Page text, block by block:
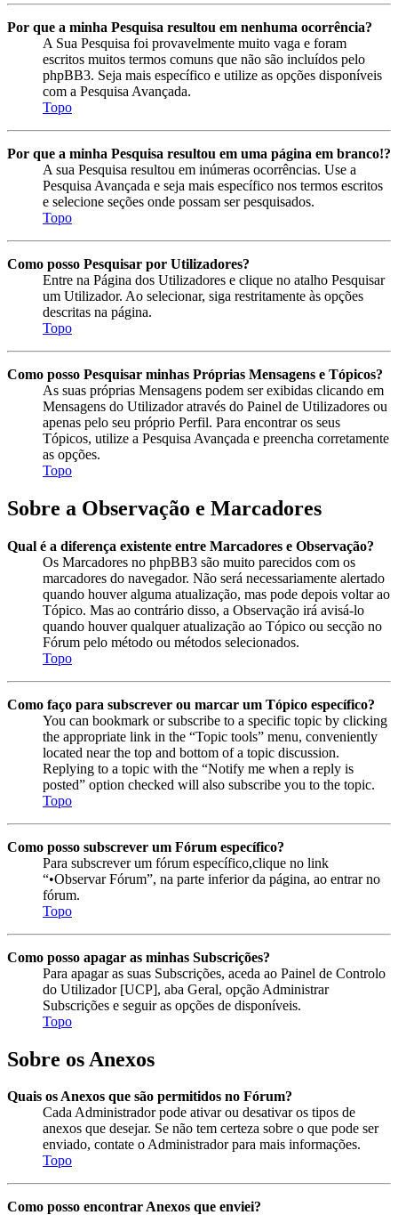
Por que a minha Pesquisa resultou em nenhuma ocorrência?
A Sua Pesquisa foi provavelmente muito vaga e foram
escritos muitos termos comuns que não são incluídos pelo
phpBB3. Seja mais específico e utilize as opções disponíveis
com a Pesquisa Avançada.
Topo
Por que a minha Pesquisa resultou em uma página em branco!?
A sua Pesquisa resultou em inúmeras ocorrências. Use a
Pesquisa Avançada e seja mais específico nos termos escritos
e selecione seções onde possam ser pesquisados.
Topo
Como posso Pesquisar por Utilizadores?
Entre na Página dos Utilizadores e clique no atalho Pesquisar
um Utilizador. Ao selecionar, siga restritamente às opções
descritas na página.
Topo
Como posso Pesquisar minhas Próprias Mensagens e Tópicos?
As suas próprias Mensagens podem ser exibidas clicando em
Mensagens do Utilizador através do Painel de Utilizadores ou
apenas pelo seu próprio Perfil. Para encontrar os seus
Tópicos, utilize a Pesquisa Avançada e preencha corretamente
as opções.
Topo
Sobre a Observação e Marcadores
Qual é a diferença existente entre Marcadores e Observação?
Os Marcadores no phpBB3 são muito parecidos com os
marcadores do navegador. Não será necessariamente alertado
quando houver alguma atualização, mas pode depois voltar ao
Tópico. Mas ao contrário disso, a Observação irá avisá-lo
quando houver qualquer atualização ao Tópico ou secção no
Fórum pelo método ou métodos selecionados.
Topo
Como faço para subscrever ou marcar um Tópico específico?
You can bookmark or subscribe to a specific topic by clicking
the appropriate link in the “Topic tools” menu, conveniently
located near the top and bottom of a topic discussion.
Replying to a topic with the “Notify me when a reply is
posted” option checked will also subscribe you to the topic.
Topo
Como posso subscrever um Fórum específico?
Para subscrever um fórum específico,clique no link
“•Observar Fórum”, na parte inferior da página, ao entrar no
fórum.
Topo
Como posso apagar as minhas Subscrições?
Para apagar as suas Subscrições, aceda ao Painel de Controlo
do Utilizador [UCP], aba Geral, opção Administrar
Subscrições e seguir as opções de disponíveis.
Topo
Sobre os Anexos
Quais os Anexos que são permitidos no Fórum?
Cada Administrador pode ativar ou desativar os tipos de
anexos que desejar. Se não tem certeza sobre o que pode ser
enviado, contate o Administrador para mais informações.
Topo
Como posso encontrar Anexos que enviei?